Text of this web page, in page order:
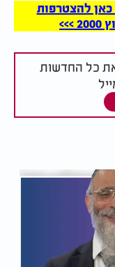
כאן להצטרפות
את כל החדשות